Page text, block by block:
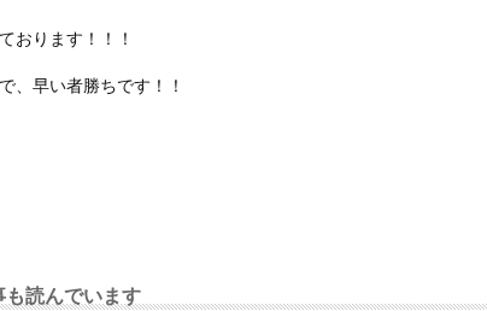
おります！！！
、早い者勝ちです！！
も読んでいます